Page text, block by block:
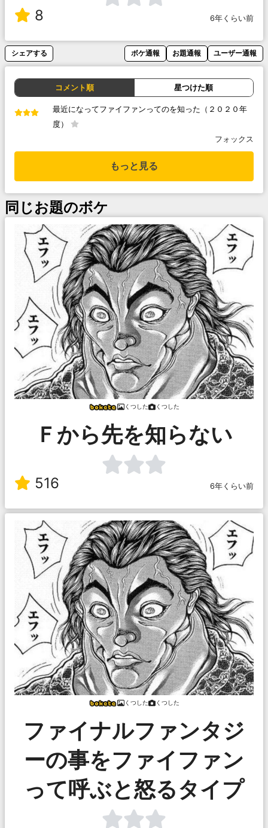
8 6年くらい前
シェアする ボケ通報 お題通報 ユーザー通報
コメント順 星つけた順
最近になってファイファンってのを知った（２０２０年
度）
フォックス
もっと見る
同じお題のボケ
くつした くつした
Ｆから先を知らない
516 6年くらい前
くつした くつした
ファイナルファンタジ
ーの事をファイファン
って呼ぶと怒るタイプ